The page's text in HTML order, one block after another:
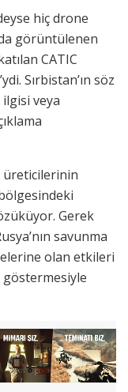
hiç drone
görüntülenen
CATIC
Sırbistan’ın söz
veya
üreticilerinin
Gerek
savunma
olan etkileri